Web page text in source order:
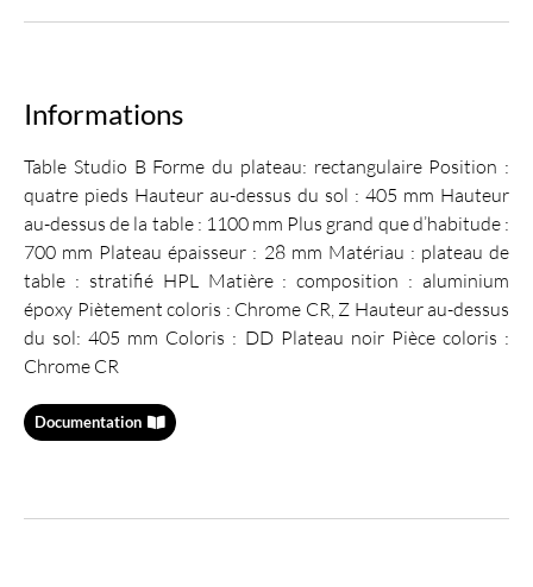
Informations
Table Studio B Forme du plateau: rectangulaire Position :
quatre pieds Hauteur au-dessus du sol : 405 mm Hauteur
au-dessus de la table : 1100 mm Plus grand que d’habitude :
700 mm Plateau épaisseur : 28 mm Matériau : plateau de
table : stratifié HPL Matière : composition : aluminium
époxy Piètement coloris : Chrome CR, Z Hauteur au-dessus
du sol: 405 mm Coloris : DD Plateau noir Pièce coloris :
Chrome CR
Documentation